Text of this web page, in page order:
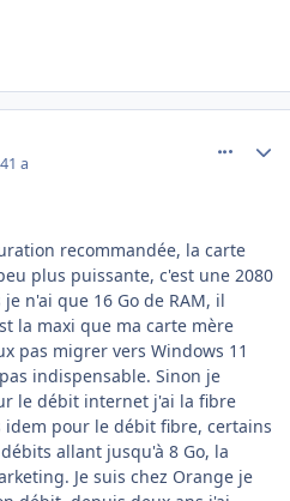
1 a
recommandée, la carte
plus puissante, c'est une 2080
je n'ai que 16 Go de RAM, il
la maxi que ma carte mère
pas migrer vers Windows 11
indispensable. Sinon je
le débit internet j'ai la fibre
idem pour le débit fibre, certains
allant jusqu'à 8 Go, la
Je suis chez Orange je